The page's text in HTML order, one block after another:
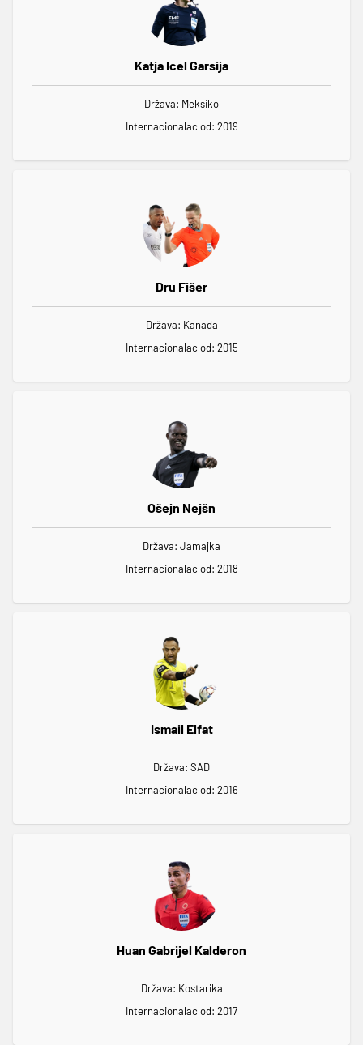
Katja Icel Garsija
Država: Meksiko
Internacionalac od: 2019
Dru Fišer
Država: Kanada
Internacionalac od: 2015
Ošejn Nejšn
Država: Jamajka
Internacionalac od: 2018
Ismail Elfat
Država: SAD
Internacionalac od: 2016
Huan Gabrijel Kalderon
Država: Kostarika
Internacionalac od: 2017